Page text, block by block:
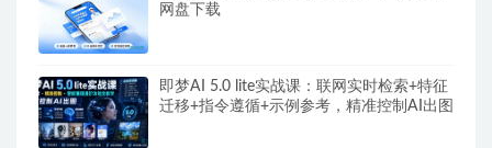
网盘下载
即梦AI 5.0 lite实战课：联网实时检索+特征
迁移+指令遵循+示例参考，精准控制AI出图